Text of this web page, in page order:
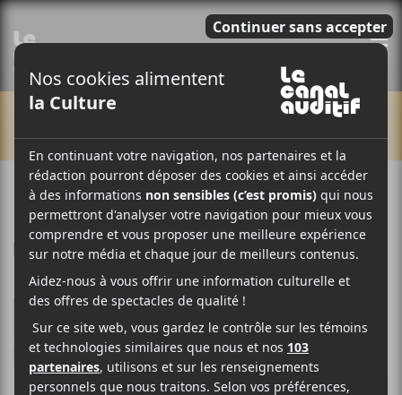
3 DÉCEMBRE 2025
PARLOUIS-PHILIPPE LABRÈCHE
/ FRANCOPHONE
F
A
C
E
O
O
K
T
W
I
T
E
R
P
A
R
T
G
E
R